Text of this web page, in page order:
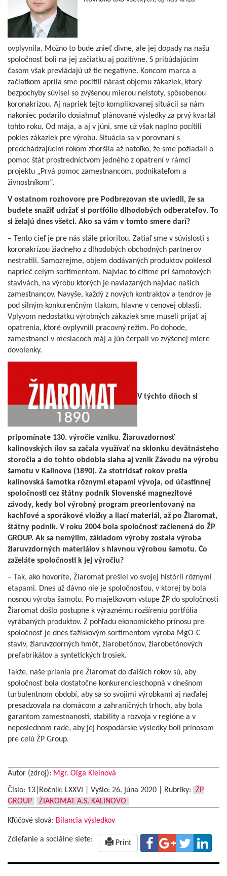
ovplyvnila. Možno to bude znieť divne, ale jej dopady na našu
spoločnosť boli na jej začiatku aj pozitívne. S pribúdajúcim
časom však prevládajú už tie negatívne. Koncom marca a
začiatkom apríla sme pocítili nárast objemu zákaziek, ktorý
bezpochyby súvisel so zvýšenou mierou neistoty, spôsobenou
koronakrízou. Aj napriek tejto komplikovanej situácii sa nám
nakoniec podarilo dosiahnuť plánované výsledky za prvý kvartál
tohto roku. Od mája, a aj v júni, sme už však naplno pocítili
pokles zákaziek pre výrobu. Situácia sa v porovnaní s
predchádzajúcim rokom zhoršila až natoľko, že sme požiadali o
pomoc štát prostredníctvom jedného z opatrení v rámci
projektu „Prvá pomoc zamestnancom, podnikateľom a
živnostníkom“.
V ostatnom rozhovore pre Podbrezovan ste uviedli, že sa
budete snažiť udržať si portfólio dlhodobých odberateľov. To
si želajú dnes všetci. Ako sa vám v tomto smere darí?
– Tento cieľ je pre nás stále prioritou. Zatiaľ sme v súvislosti s
koronakrízou žiadneho z dlhodobých obchodných partnerov
nestratili. Samozrejme, objem dodávaných produktov poklesol
naprieč celým sortimentom. Najviac to cítime pri šamotových
stavivách, na výrobu ktorých je naviazaných najviac našich
zamestnancov. Navyše, každý z nových kontraktov a tendrov je
pod silným konkurenčným tlakom, hlavne v cenovej oblasti.
Vplyvom nedostatku výrobných zákaziek sme museli prijať aj
opatrenia, ktoré ovplyvnili pracovný režim. Po dohode,
zamestnanci v mesiacoch máj a jún čerpali vo zvýšenej miere
dovolenky.
V týchto dňoch si
pripomínate 130. výročie vzniku. Žiaruvzdornosť
kalinovských ílov sa začala využívať na sklonku devätnásteho
storočia a do tohto obdobia siaha aj vznik Závodu na výrobu
šamotu v Kalinove (1890). Za stotridsať rokov prešla
kalinovská šamotka rôznymi etapami vývoja, od účastinnej
spoločnosti cez štátny podnik Slovenské magnezitové
závody, kedy bol výrobný program preorientovaný na
kachľové a sporákové vložky a liací materiál, až po Žiaromat,
štátny podnik. V roku 2004 bola spoločnosť začlenená do ŽP
GROUP. Ak sa nemýlim, základom výroby zostala výroba
žiaruvzdorných materiálov s hlavnou výrobou šamotu. Čo
zaželáte spoločnosti k jej výročiu?
– Tak, ako hovoríte, Žiaromat prešiel vo svojej histórii rôznymi
etapami. Dnes už dávno nie je spoločnosťou, v ktorej by bola
nosnou výroba šamotu. Po majetkovom vstupe ŽP do spoločnosti
Žiaromat došlo postupne k výraznému rozšíreniu portfólia
vyrábaných produktov. Z pohľadu ekonomického prínosu pre
spoločnosť je dnes ťažiskovým sortimentom výroba MgO-C
stavív, žiaruvzdorných hmôt, žiarobetónov, žiarobetónových
prefabrikátov a syntetických trosiek.
Takže, naše priania pre Žiaromat do ďalších rokov sú, aby
spoločnosť bola dostatočne konkurencieschopná v dnešnom
turbulentnom období, aby sa so svojimi výrobkami aj naďalej
presadzovala na domácom a zahraničných trhoch, aby bola
garantom zamestnanosti, stability a rozvoja v regióne a v
neposlednom rade, aby jej hospodárske výsledky boli prínosom
pre celú ŽP Group.
Autor (zdroj): Mgr. Oľga Kleinová
Číslo: 13|Ročník: LXXVI | Vyšlo: 26. júna 2020 Rubriky:
ŽP
GROUP
ŽIAROMAT A.S. KALINOVO
Kľúčové slová: Bilancia výsledkov
Zdieľanie a sociálne siete: Print